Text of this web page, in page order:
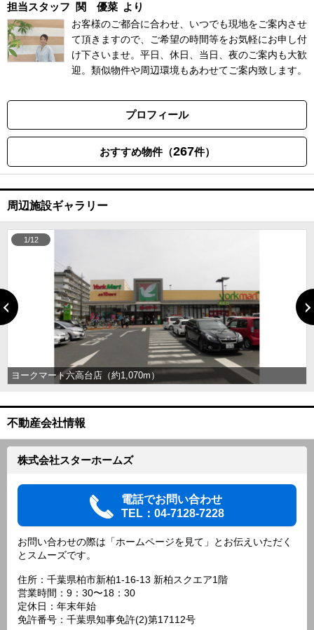
担当スタッフ 関 優菜 より
お客様のご都合に合わせ、いつでも現地をご案内させ
て頂きますので、ご希望の時間等をお気軽にお申し付
け下さいませ。平日、休日、当日、夜のご案内も大歓
迎。類似物件や周辺環境もあわせてご案内致します。
プロフィール
おすすめ物件（267件）
周辺施設ギャラリー
ヨークマート六高台店（約1,070m）
1/12
不動産会社情報
株式会社スターホームズ
電話でお問い合わせ
TEL：04-7128-7228
お問い合わせの際は「ホームページを見て」とお伝えいただく
とスムーズです。
住所：千葉県柏市新柏1-16-13 新柏スクエア1階
営業時間：9：30〜18：30
定休日：年末年始
免許番号：千葉県知事免許(2)第17112号